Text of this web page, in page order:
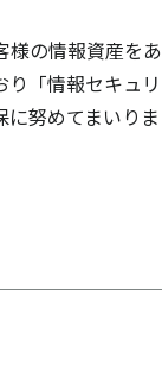
様の情報資産をあ
「情報セキュリ
努めてまいりま